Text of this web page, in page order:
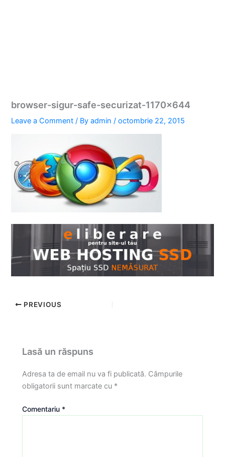
browser-sigur-safe-securizat-1170×644
Leave a Comment / Byadmin/octombrie 22, 2015
PREVIOUS
Lasă un răspuns
Adresa ta de email nu va fi publicată. Câmpurile
obligatorii sunt marcate cu *
Comentariu *